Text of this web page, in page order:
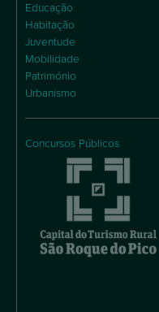
Educação
Habitação
Juventude
Mobilidade
Património
Urbanismo
Concursos Públicos